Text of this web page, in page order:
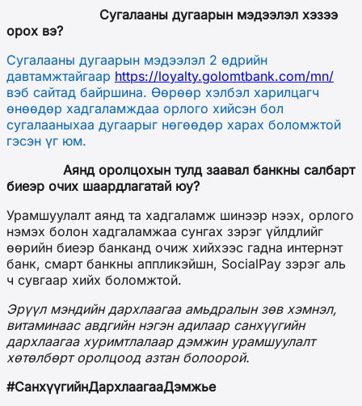
Сугалааны дугаарын мэдээлэл хэзээ
орох вэ?
Сугалааны дугаарын мэдээлэл 2 өдрийн
давтамжтайгаар https://loyalty.golomtbank.com/mn/
вэб сайтад байршина. Өөрөөр хэлбэл харилцагч
өнөөдөр хадгаламждаа орлого хийсэн бол
сугалааныхаа дугаарыг нөгөөдөр харах боломжтой
гэсэн үг юм.
Аянд оролцохын тулд заавал банкны салбарт
биеэр очих шаардлагатай юу?
Урамшуулалт аянд та хадгаламж шинээр нээх, орлого
нэмэх болон хадгаламжаа сунгах зэрэг үйлдлийг
өөрийн биеэр банканд очиж хийхээс гадна интернэт
банк, смарт банкны аппликэйшн, SocialPay зэрэг аль
ч сувгаар хийх боломжтой.
Эрүүл мэндийн дархлаагаа амьдралын зөв хэмнэл,
витаминаас авдгийн нэгэн адилаар санхүүгийн
дархлаагаа хуримтлалаар дэмжин урамшуулалт
хөтөлбөрт оролцоод азтан болоорой.
#СанхүүгийнДархлаагааДэмжье